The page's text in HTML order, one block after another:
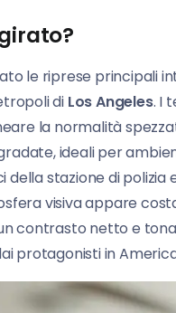
le riprese principali
di Los Angeles. I
la normalità
ideali per
della stazione di
visiva appare
contrasto netto e
protagonisti in